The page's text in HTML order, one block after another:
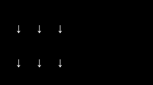
↓ ↓ ↓
↓ ↓ ↓